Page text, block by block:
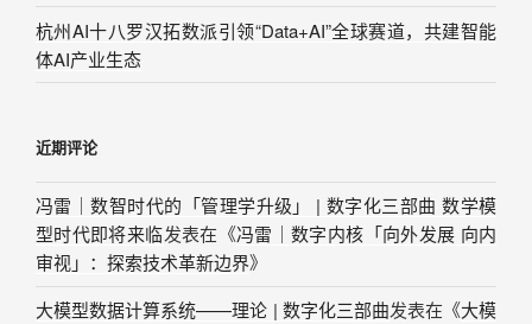
杭州AI十八罗汉拓数派引领“Data+AI”全球赛道，共建智能
体AI产业生态
近期评论
冯雷｜数智时代的「管理学升级」 | 数字化三部曲 数学模
型时代即将来临发表在《冯雷｜数字内核「向外发展 向内
审视」：探索技术革新边界》
大模型数据计算系统——理论 | 数字化三部曲发表在《大模